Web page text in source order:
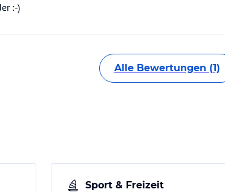
:-)
Alle Bewertungen (1)
Sport & Freizeit